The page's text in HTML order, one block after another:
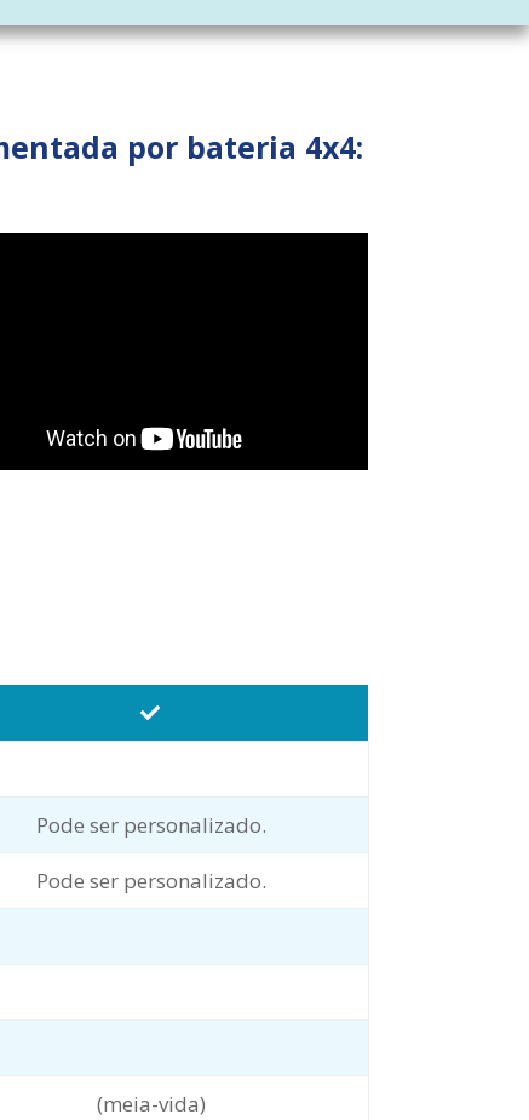
por bateria 4x4:
Pode ser personalizado.
Pode ser personalizado.
(meia-vida)